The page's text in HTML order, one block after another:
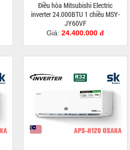
Điều hòa Mitsubishi Electric
inverter 24.000BTU 1 chiều MSY-
JY60VF
Giá: 24.400.000 đ